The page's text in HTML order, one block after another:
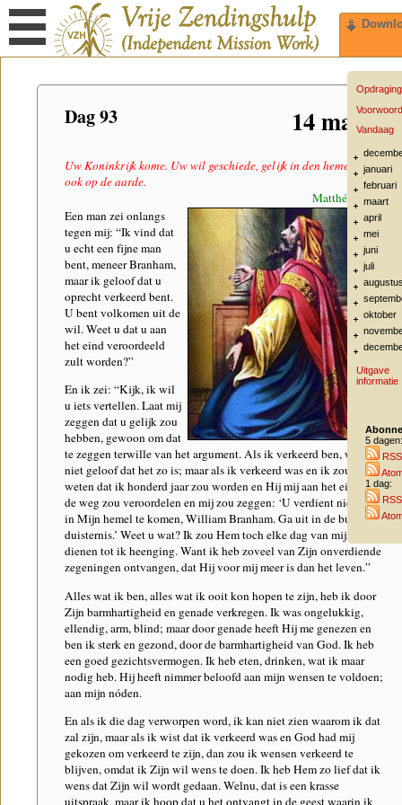
Opdraging
Voorwoord
Vandaag
januari
februari
maart
april
mei
juni
juli
oktober
Uitgave
informatie
5 dagen:
RSS
1 dag:
RSS
14 maart
Dag 93
Uw Koninkrijk kome. Uw wil geschiede, gelijk in den hemel alzo
ook op de aarde.
Matthéüs 6:10
Een man zei onlangs
tegen mij: “Ik vind dat
u echt een fijne man
bent, meneer Branham,
maar ik geloof dat u
oprecht verkeerd bent.
U bent volkomen uit de
wil. Weet u dat u aan
het eind veroordeeld
zult worden?”
En ik zei: “Kijk, ik wil
u iets vertellen. Laat mij
zeggen dat u gelijk zou
hebben, gewoon om dat
te zeggen terwille van het argument. Als ik verkeerd ben, wat ik
niet geloof dat het zo is; maar als ik verkeerd was en ik zou nu al
weten dat ik honderd jaar zou worden en Hij mij aan het eind van
de weg zou veroordelen en mij zou zeggen: ‘U verdient niet om
in Mijn hemel te komen, William Branham. Ga uit in de buitenste
duisternis.’ Weet u wat? Ik zou Hem toch elke dag van mijn leven
dienen tot ik heenging. Want ik heb zoveel van Zijn onverdiende
zegeningen ontvangen, dat Hij voor mij meer is dan het leven.”
Alles wat ik ben, alles wat ik ooit kon hopen te zijn, heb ik door
Zijn barmhartigheid en genade verkregen. Ik was ongelukkig,
ellendig, arm, blind; maar door genade heeft Hij me genezen en
ben ik sterk en gezond, door de barmhartigheid van God. Ik heb
een goed gezichtsvermogen. Ik heb eten, drinken, wat ik maar
nodig heb. Hij heeft nimmer beloofd aan mijn wensen te voldoen;
aan mijn nóden.
En als ik die dag verworpen word, ik kan niet zien waarom ik dat
zal zijn, maar als ik wist dat ik verkeerd was en God had mij
gekozen om verkeerd te zijn, dan zou ik wensen verkeerd te
blijven, omdat ik Zijn wil wens te doen. Ik heb Hem zo lief dat ik
wens dat Zijn wil wordt gedaan. Welnu, dat is een krasse
uitspraak, maar ik hoop dat u het ontvangt in de geest waarin ik